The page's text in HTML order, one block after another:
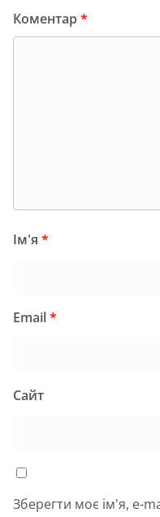
Коментар*
Ім'я *
Email*
Сайт
Зберегти моє ім'я, e-